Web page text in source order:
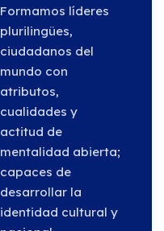
Formamos líderes
plurilingües,
ciudadanos del
mundo con
atributos,
cualidades y
actitud de
mentalidad abierta;
capaces de
desarrollar la
identidad cultural y